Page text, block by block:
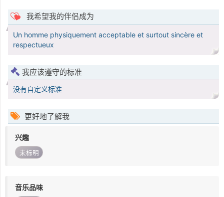
我希望我的伴侣成为
Un homme physiquement acceptable et surtout sincère et
respectueux
我应该遵守的标准
没有自定义标准
更好地了解我
兴趣
未标明
音乐品味